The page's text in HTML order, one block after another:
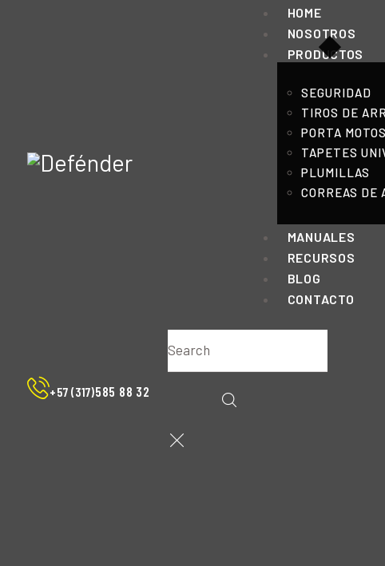
HOME
NOSOTROS
PRODUCTOS
SEGURIDAD
TIROS DE
PORTA
TAPETES
PLUMILLAS
CORREAS DE
MANUALES
RECURSOS
BLOG
CONTACTO
+57 (317)585 88 32
HOME